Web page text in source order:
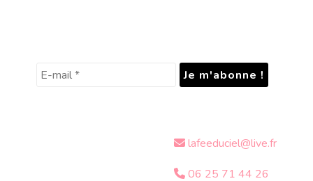
lafeeduciel@live.fr
06 25 71 44 26